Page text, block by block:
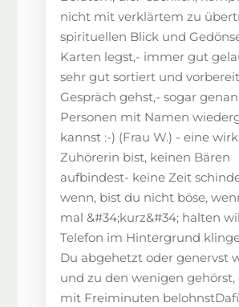
nicht mit verklärtem zu
spirituellen Blick und
Karten legst,- immer gut
sehr gut sortiert und
Gespräch gehst,- sogar
Personen mit Namen
kannst :-) (Frau W.) - eine
Zuhörerin bist, keinen Bären
aufbindest- keine Zeit
wenn, bist du nicht böse,
mal &#34;kurz&#34; halten
Telefon im Hintergrund
Du abgehetzt oder genervst
und zu den wenigen gehörst,
mit Freiminuten